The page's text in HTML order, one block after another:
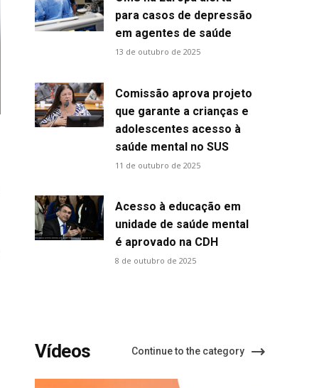
para casos de depressão
em agentes de saúde
13 de outubro de 2025
Comissão aprova projeto
que garante a crianças e
adolescentes acesso à
saúde mental no SUS
11 de outubro de 2025
Acesso à educação em
unidade de saúde mental
é aprovado na CDH
8 de outubro de 2025
Vídeos Continue to the category